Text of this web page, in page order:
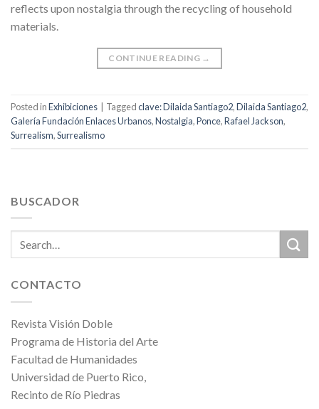
reflects upon nostalgia through the recycling of household
materials.
CONTINUE READING →
Posted inExhibiciones Taggedclave: Dilaida Santiago2,Dilaida Santiago2,
Galería Fundación Enlaces Urbanos,Nostalgia,Ponce,Rafael Jackson,
Surrealism,Surrealismo
BUSCADOR
CONTACTO
Revista Visión Doble
Programa de Historia del Arte
Facultad de Humanidades
Universidad de Puerto Rico,
Recinto de Río Piedras